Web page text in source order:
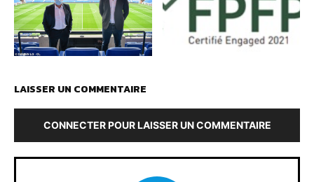
LAISSER UN COMMENTAIRE
CONNECTER POUR LAISSER UN COMMENTAIRE